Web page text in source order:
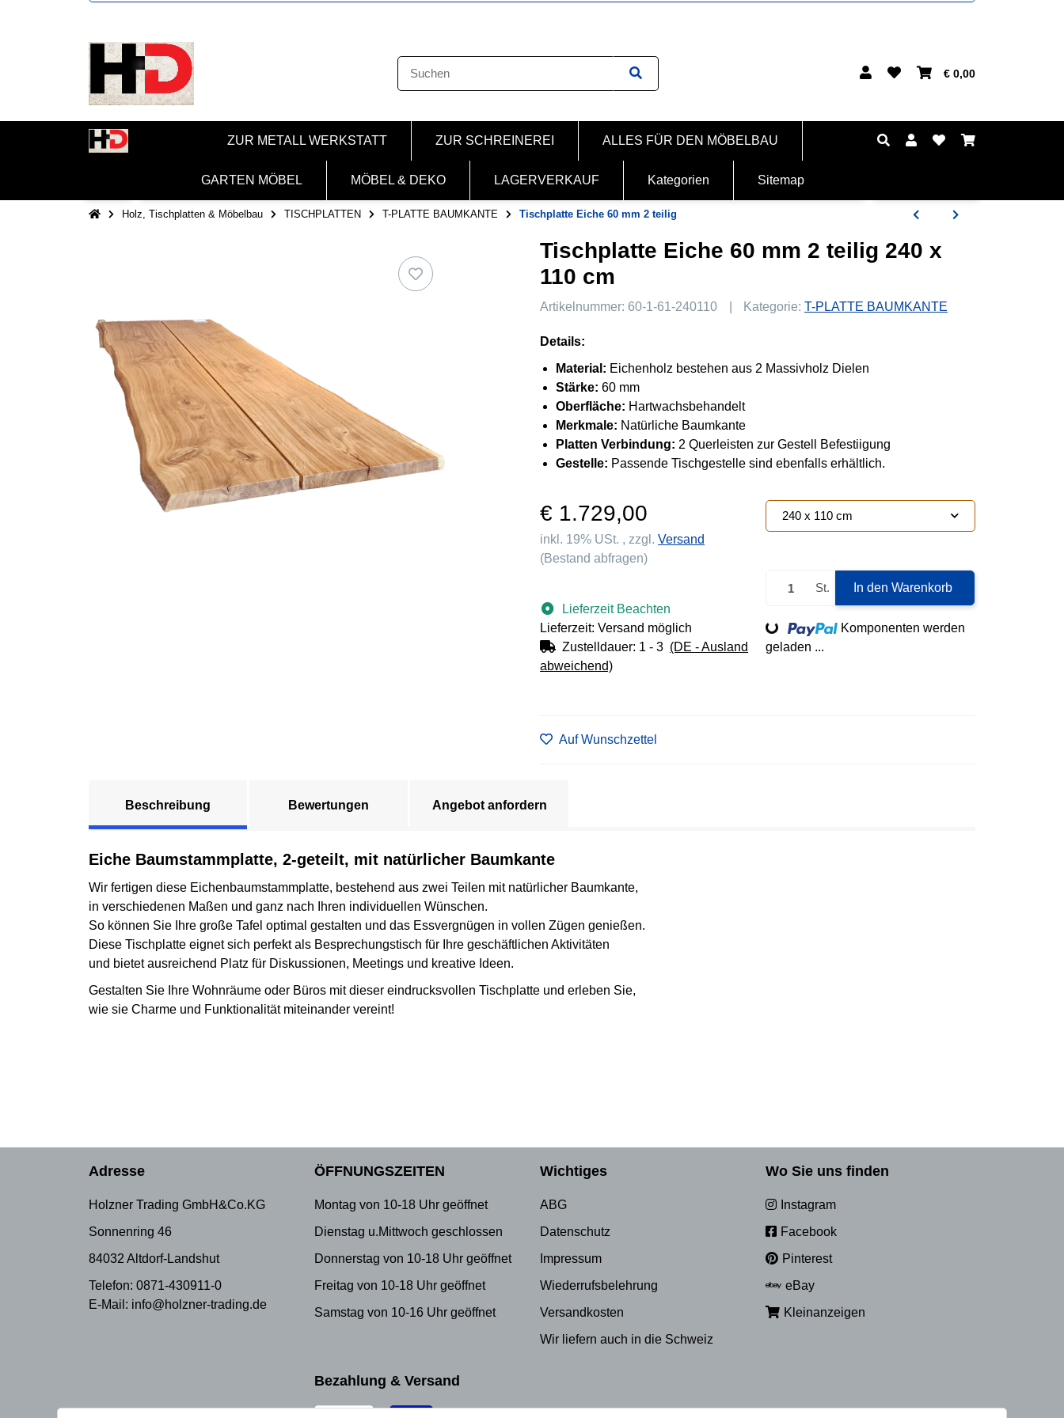
€ 0,00
ZUR METALL WERKSTATT ZUR SCHREINEREI ALLES FÜR DEN MÖBELBAU
GARTEN MÖBEL MÖBEL & DEKO LAGERVERKAUF Kategorien Sitemap
Holz, Tischplatten & Möbelbau TISCHPLATTEN T-PLATTE BAUMKANTE Tischplatte Eiche 60 mm 2 teilig
Tischplatte Eiche 60 mm 2 teilig 240 x
110 cm
Artikelnummer: 60-1-61-240110 Kategorie: T-PLATTE BAUMKANTE
Details:
Material: Eichenholz bestehen aus 2 Massivholz Dielen
Stärke: 60 mm
Oberfläche: Hartwachsbehandelt
Merkmale: Natürliche Baumkante
Platten Verbindung: 2 Querleisten zur Gestell Befestiigung
Gestelle: Passende Tischgestelle sind ebenfalls erhältlich.
€ 1.729,00
inkl. 19% USt. , zzgl. Versand
(Bestand abfragen)
Lieferzeit Beachten
Lieferzeit: Versand möglich
Zustelldauer: 1 - 3 (DE - Ausland
abweichend)
240 x 110 cm
St. In den Warenkorb
Loading...
Komponenten werden
geladen ...
Auf Wunschzettel
Beschreibung Bewertungen Angebot anfordern
Eiche Baumstammplatte, 2-geteilt, mit natürlicher Baumkante
Wir fertigen diese Eichenbaumstammplatte, bestehend aus zwei Teilen mit natürlicher Baumkante,
in verschiedenen Maßen und ganz nach Ihren individuellen Wünschen.
So können Sie Ihre große Tafel optimal gestalten und das Essvergnügen in vollen Zügen genießen.
Diese Tischplatte eignet sich perfekt als Besprechungstisch für Ihre geschäftlichen Aktivitäten
und bietet ausreichend Platz für Diskussionen, Meetings und kreative Ideen.
Gestalten Sie Ihre Wohnräume oder Büros mit dieser eindrucksvollen Tischplatte und erleben Sie,
wie sie Charme und Funktionalität miteinander vereint!
Adresse
Holzner Trading GmbH&Co.KG
Sonnenring 46
84032 Altdorf-Landshut
Telefon: 0871-430911-0
E-Mail: info@holzner-trading.de
ÖFFNUNGSZEITEN
Montag von 10-18 Uhr geöffnet
Dienstag u.Mittwoch geschlossen
Donnerstag von 10-18 Uhr geöffnet
Freitag von 10-18 Uhr geöffnet
Samstag von 10-16 Uhr geöffnet
Wichtiges
ABG
Datenschutz
Impressum
Wiederrufsbelehrung
Versandkosten
Wir liefern auch in die Schweiz
Wo Sie uns finden
Instagram
Facebook
Pinterest
eBay
Kleinanzeigen
Bezahlung & Versand